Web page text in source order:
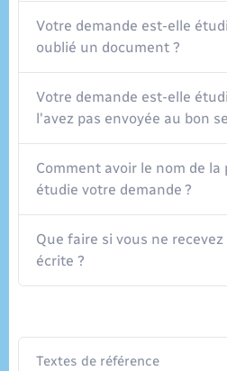
Votre demande est-elle
oublié un document ?
Votre demande est-elle
l'avez pas envoyée au bon
Comment avoir le nom de la
étudie votre demande ?
Que faire si vous ne
écrite ?
Textes de référence